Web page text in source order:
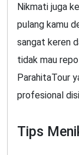
Nikmati juga
pulang kamu
sangat keren
tidak mau
ParahitaTour
profesional
Tips